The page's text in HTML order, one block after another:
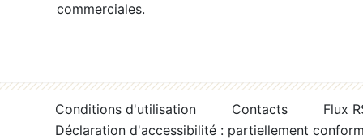
commerciales.
Conditions d'utilisation Contacts
Flux
Déclaration d'accessibilité : partiellement